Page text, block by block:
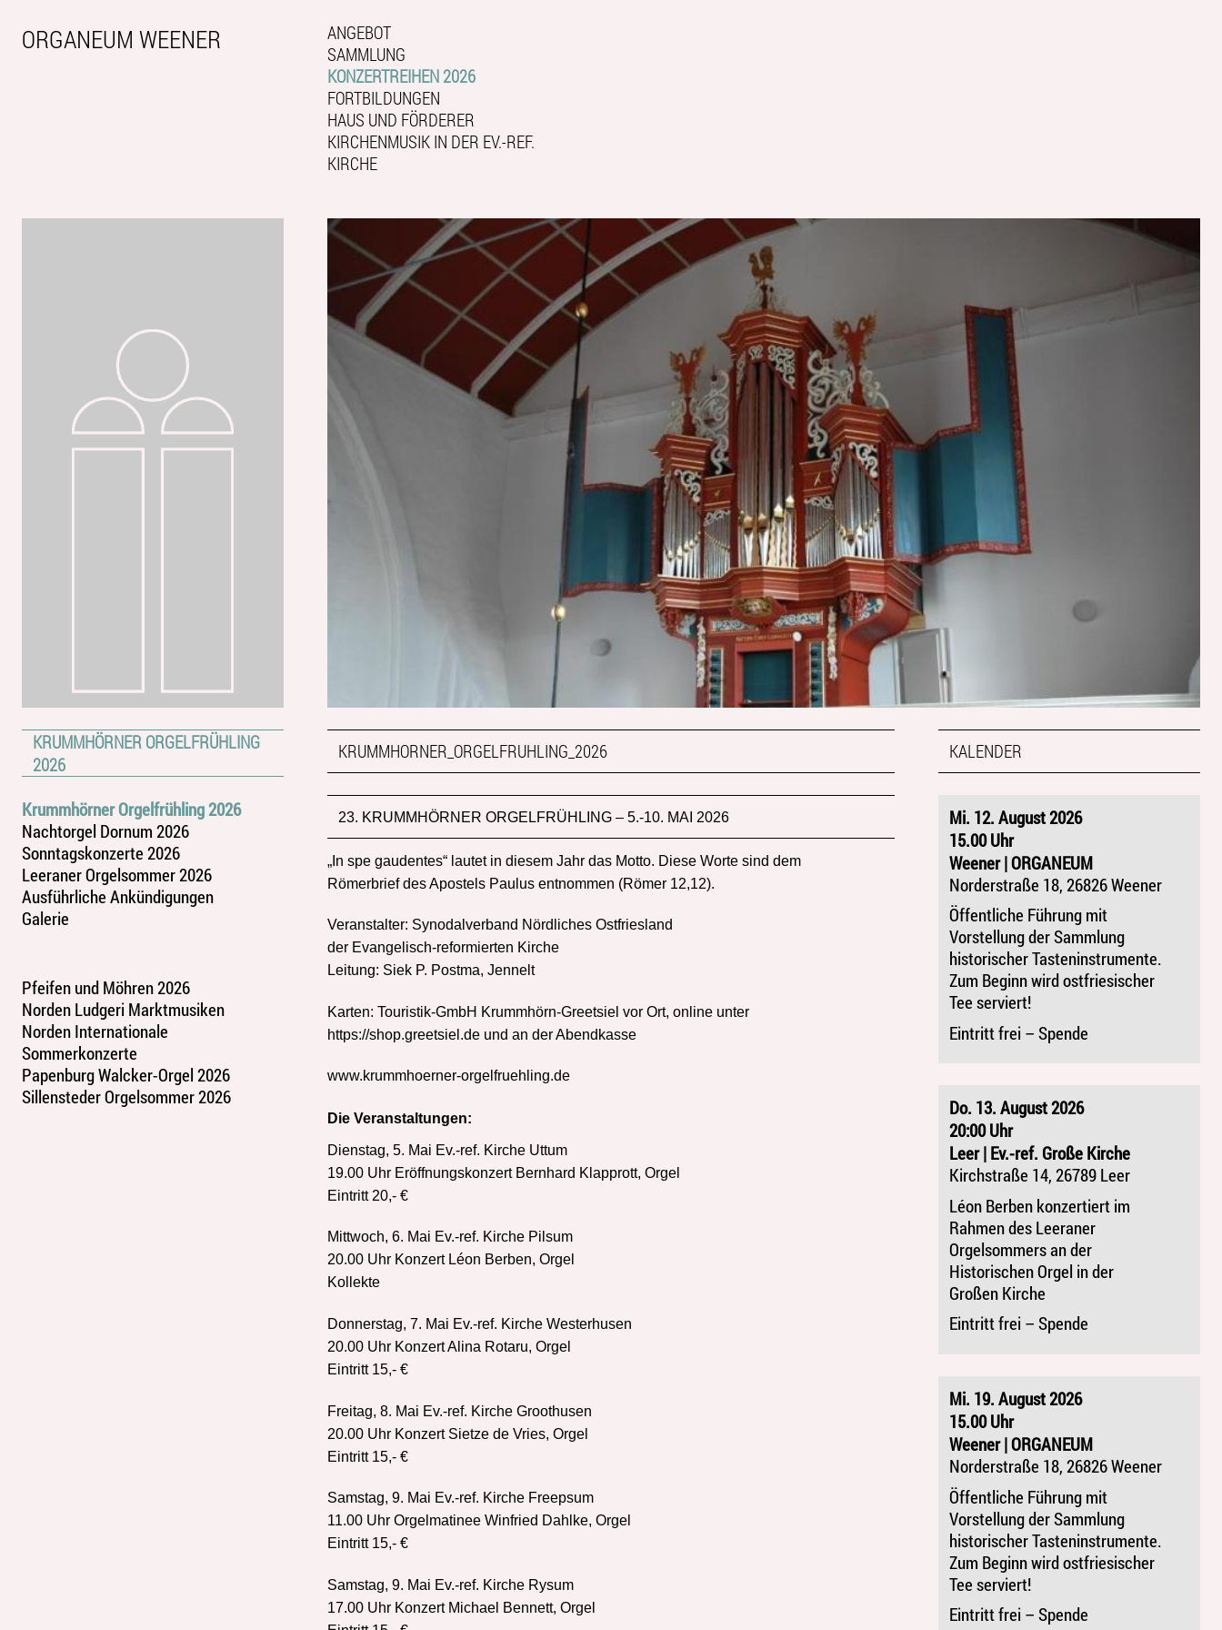
ORGANEUM WEENER
ANGEBOT
SAMMLUNG
KONZERTREIHEN 2026
FORTBILDUNGEN
HAUS UND FÖRDERER
KIRCHENMUSIK IN DER EV.-REF.
KIRCHE
KRUMMHÖRNER ORGELFRÜHLING
2026
Krummhörner Orgelfrühling 2026
Nachtorgel Dornum 2026
Sonntagskonzerte 2026
Leeraner Orgelsommer 2026
Ausführliche Ankündigungen
Galerie
Pfeifen und Möhren 2026
Norden Ludgeri Marktmusiken
Norden Internationale
Sommerkonzerte
Papenburg Walcker-Orgel 2026
Sillensteder Orgelsommer 2026
KRUMMHORNER_ORGELFRUHLING_2026
23. KRUMMHÖRNER ORGELFRÜHLING – 5.-10. MAI 2026
„In spe gaudentes“ lautet in diesem Jahr das Motto. Diese Worte sind dem
Römerbrief des Apostels Paulus entnommen (Römer 12,12).
Veranstalter: Synodalverband Nördliches Ostfriesland
der Evangelisch-reformierten Kirche
Leitung: Siek P. Postma, Jennelt
Karten: Touristik-GmbH Krummhörn-Greetsiel vor Ort, online unter
https://shop.greetsiel.de und an der Abendkasse
www.krummhoerner-orgelfruehling.de
Die Veranstaltungen:
Dienstag, 5. Mai Ev.-ref. Kirche Uttum
19.00 Uhr Eröffnungskonzert Bernhard Klapprott, Orgel
Eintritt 20,- €
Mittwoch, 6. Mai Ev.-ref. Kirche Pilsum
20.00 Uhr Konzert Léon Berben, Orgel
Kollekte
Donnerstag, 7. Mai Ev.-ref. Kirche Westerhusen
20.00 Uhr Konzert Alina Rotaru, Orgel
Eintritt 15,- €
Freitag, 8. Mai Ev.-ref. Kirche Groothusen
20.00 Uhr Konzert Sietze de Vries, Orgel
Eintritt 15,- €
Samstag, 9. Mai Ev.-ref. Kirche Freepsum
11.00 Uhr Orgelmatinee Winfried Dahlke, Orgel
Eintritt 15,- €
Samstag, 9. Mai Ev.-ref. Kirche Rysum
17.00 Uhr Konzert Michael Bennett, Orgel
KALENDER
Mi. 12. August 2026
15.00 Uhr
Weener | ORGANEUM
Norderstraße 18, 26826 Weener
Öffentliche Führung mit
Vorstellung der Sammlung
historischer Tasteninstrumente.
Zum Beginn wird ostfriesischer
Tee serviert!
Eintritt frei – Spende
Do. 13. August 2026
20:00 Uhr
Leer | Ev.-ref. Große Kirche
Kirchstraße 14, 26789 Leer
Léon Berben konzertiert im
Rahmen des Leeraner
Orgelsommers an der
Historischen Orgel in der
Großen Kirche
Eintritt frei – Spende
Mi. 19. August 2026
15.00 Uhr
Weener | ORGANEUM
Norderstraße 18, 26826 Weener
Öffentliche Führung mit
Vorstellung der Sammlung
historischer Tasteninstrumente.
Zum Beginn wird ostfriesischer
Tee serviert!
Eintritt frei – Spende